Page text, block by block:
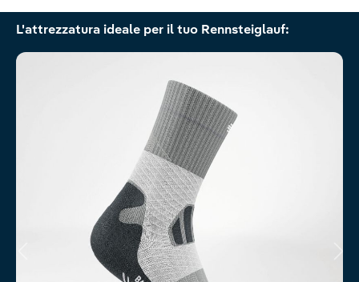
Salta la galleria dei prodotti
L'attrezzatura ideale per il tuo Rennsteiglauf: